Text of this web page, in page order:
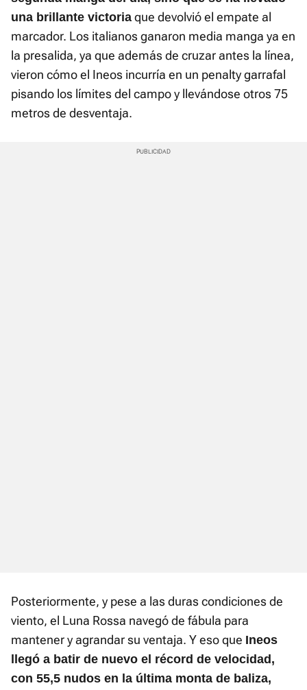
una brillante victoria que devolvió el empate al
marcador. Los italianos ganaron media manga ya en
la presalida, ya que además de cruzar antes la línea,
vieron cómo el Ineos incurría en un penalty garrafal
pisando los límites del campo y llevándose otros 75
metros de desventaja.
Posteriormente, y pese a las duras condiciones de
viento, el Luna Rossa navegó de fábula para
mantener y agrandar su ventaja. Y eso que Ineos
llegó a batir de nuevo el récord de velocidad,
con 55,5 nudos en la última monta de baliza,